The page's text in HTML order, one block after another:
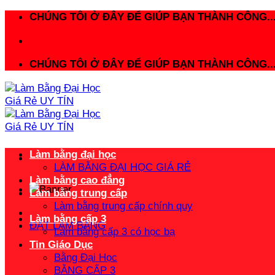
CHÚNG TÔI Ở ĐÂY ĐỂ GIÚP BẠN THÀNH
CHÚNG TÔI Ở ĐÂY ĐỂ GIÚP BẠN THÀNH
ĐẶT LÀM BẰNG
Làm bằng đại học
LÀM BẰNG ĐẠI HỌC GIÁ RẺ
Làm bằng cao đẳng
Làm bằng trung cấp
Làm bằng trung cấp chính quy
Làm bằng cấp 3
Làm bằng cấp 3 có học bạ
Tin Giáo Dục
Bằng Đại Học
BẰNG CẤP 3